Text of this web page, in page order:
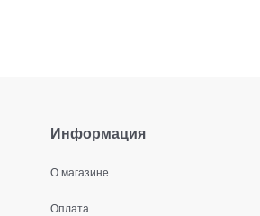
Информация
О магазине
Оплата